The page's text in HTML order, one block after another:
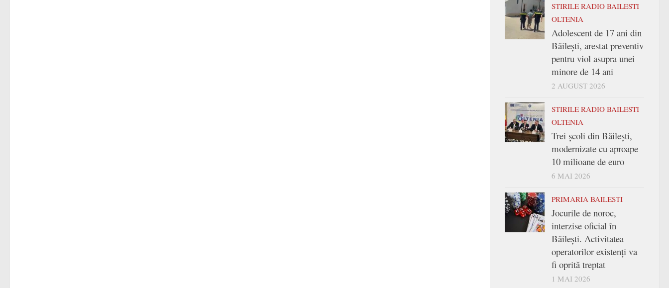
STIRILE RADIO BAILESTI
OLTENIA
Adolescent de 17 ani din
Băilești, arestat preventiv
pentru viol asupra unei
minore de 14 ani
2 AUGUST 2026
STIRILE RADIO BAILESTI
OLTENIA
Trei şcoli din Băileşti,
modernizate cu aproape
10 milioane de euro
6 MAI 2026
PRIMARIA BAILESTI
Jocurile de noroc,
interzise oficial în
Băilești. Activitatea
operatorilor existenți va
fi oprită treptat
1 MAI 2026